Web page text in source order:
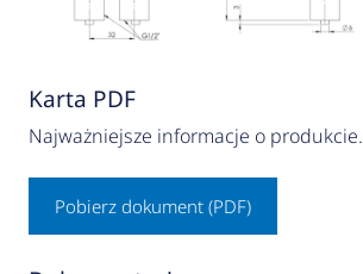
Karta PDF
Najważniejsze informacje o produkcie.
Pobierz dokument (PDF)